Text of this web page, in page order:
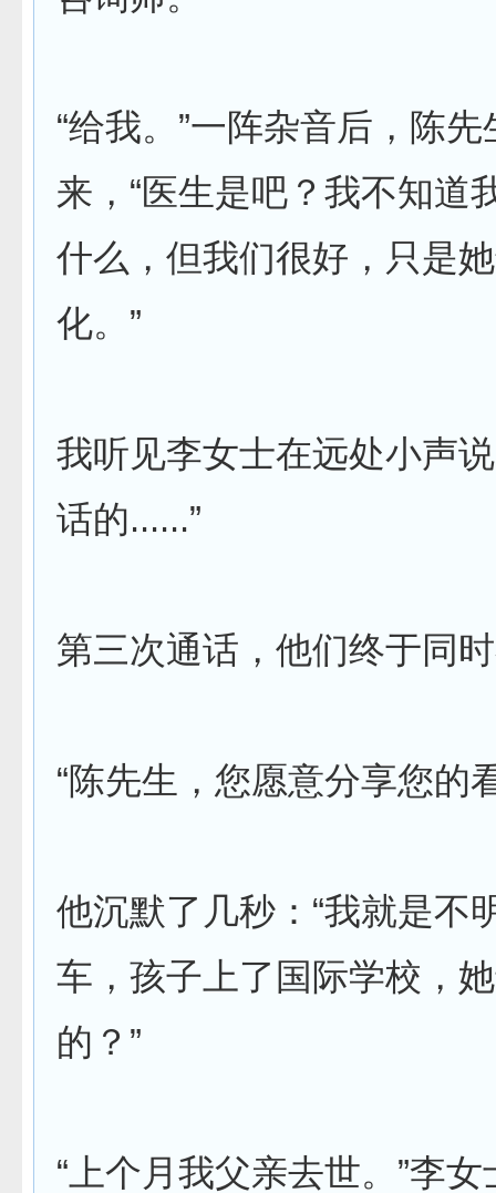
“给我。”一阵杂音后，陈
来，“医生是吧？我不知道
什么，但我们很好，只是
化。”
我听见李女士在远处小声
话的......”
第三次通话，他们终于同
“陈先生，您愿意分享您的
他沉默了几秒：“我就是不
车，孩子上了国际学校，
的？”
“上个月我父亲去世。”李